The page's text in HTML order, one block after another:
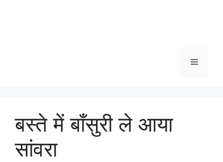
Menu
बस्ते में बाँसुरी ले आया
सांवरा